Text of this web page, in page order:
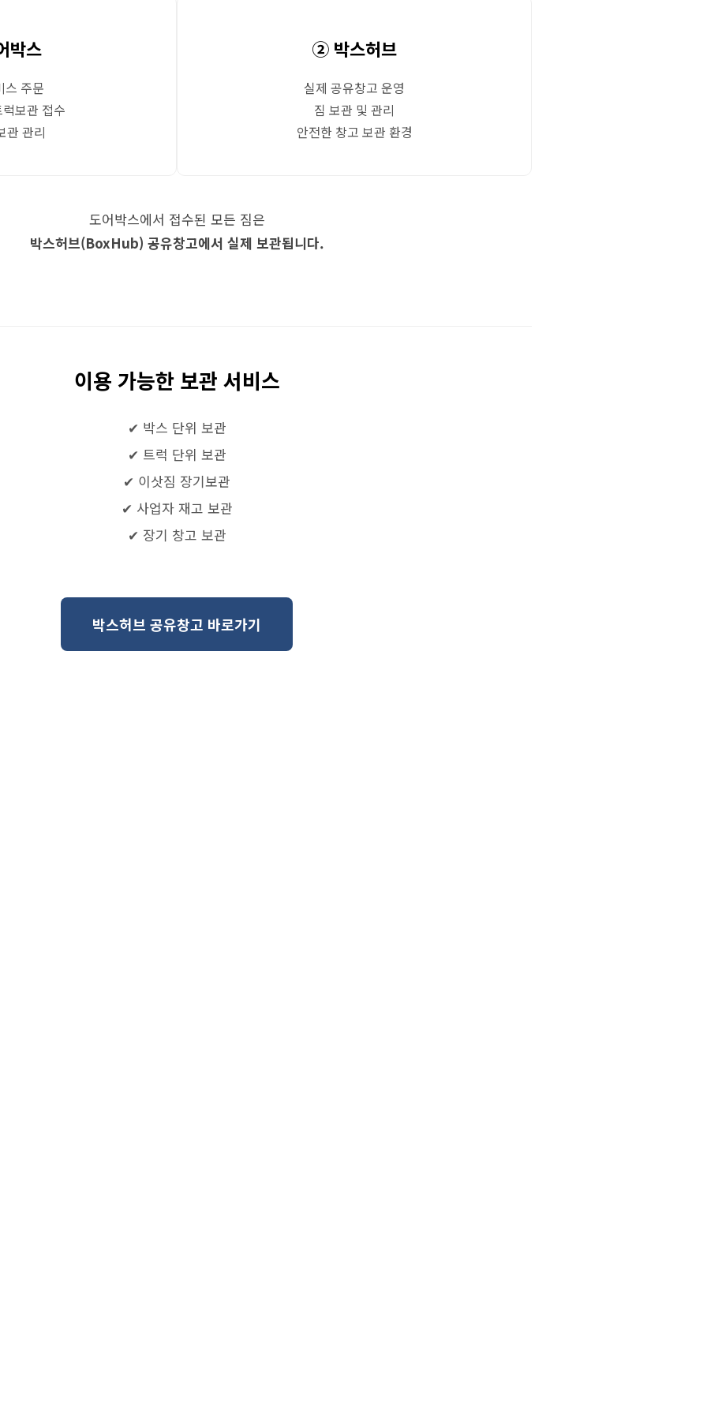
박스
스 주문
보관 접수
관 관리
② 박스허브
실제 공유창고 운영
짐 보관 및 관리
안전한 창고 보관 환경
도어박스에서 접수된 모든 짐은
박스허브(BoxHub) 공유창고에서 실제 보관됩니다.
이용 가능한 보관 서비스
✔ 박스 단위 보관
✔ 트럭 단위 보관
✔ 이삿짐 장기보관
✔ 사업자 재고 보관
✔ 장기 창고 보관
박스허브 공유창고 바로가기